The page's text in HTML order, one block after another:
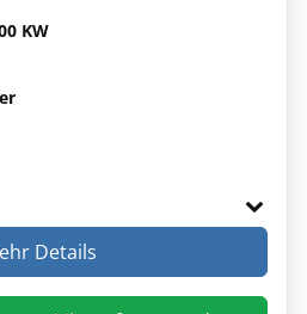
KW
Details